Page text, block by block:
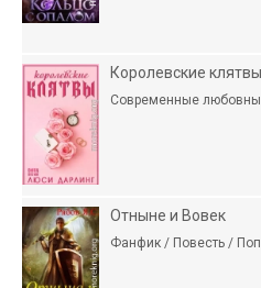
Королевские клятвы
Современные
Отныне и Вовек
Фанфик / Повесть /